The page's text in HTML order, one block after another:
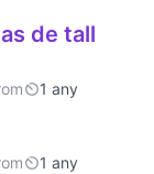
de tall
1 any
1 any